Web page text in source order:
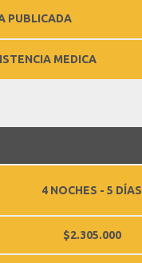
PUBLICADA
MEDICA
4 NOCHES - 5 DÍAS
$2.305.000